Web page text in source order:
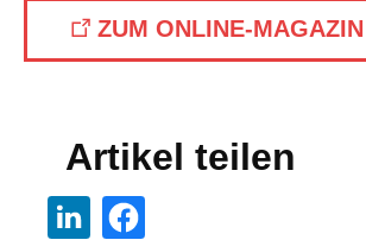
ZUM ONLINE-MAGAZIN
Artikel teilen